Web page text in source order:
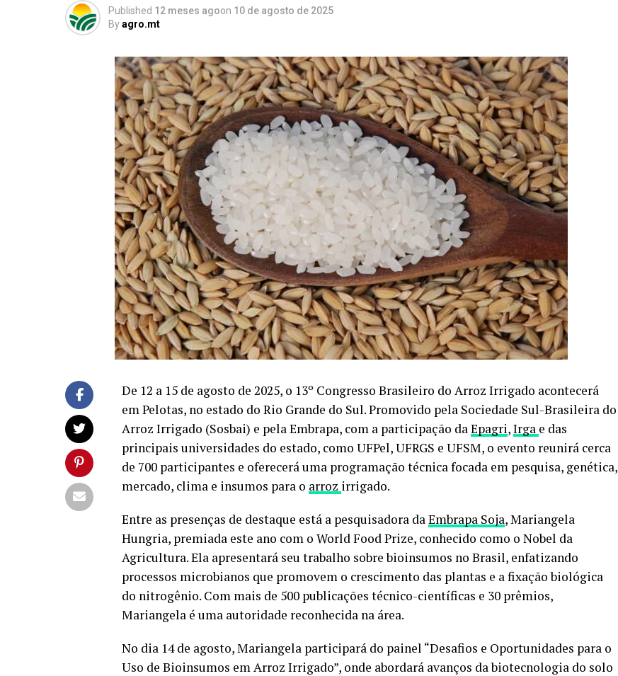
Published 12 meses agoon 10 de agosto de 2025
Byagro.mt
De 12 a 15 de agosto de 2025, o 13º Congresso Brasileiro do Arroz Irrigado acontecerá
em Pelotas, no estado do Rio Grande do Sul. Promovido pela Sociedade Sul-Brasileira do
Arroz Irrigado (Sosbai) e pela Embrapa, com a participação daEpagri,Irga e das
principais universidades do estado, como UFPel, UFRGS e UFSM, o evento reunirá cerca
de 700 participantes e oferecerá uma programação técnica focada em pesquisa, genética,
mercado, clima e insumos para o arroz irrigado.
Entre as presenças de destaque está a pesquisadora daEmbrapa Soja, Mariangela
Hungria, premiada este ano com o World Food Prize, conhecido como o Nobel da
Agricultura. Ela apresentará seu trabalho sobre bioinsumos no Brasil, enfatizando
processos microbianos que promovem o crescimento das plantas e a fixação biológica
do nitrogênio. Com mais de 500 publicações técnico-científicas e 30 prêmios,
Mariangela é uma autoridade reconhecida na área.
No dia 14 de agosto, Mariangela participará do painel “Desafios e Oportunidades para o
Uso de Bioinsumos em Arroz Irrigado”, onde abordará avanços da biotecnologia do solo